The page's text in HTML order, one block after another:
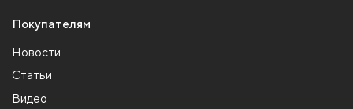
Покупателям
Новости
Статьи
Видео